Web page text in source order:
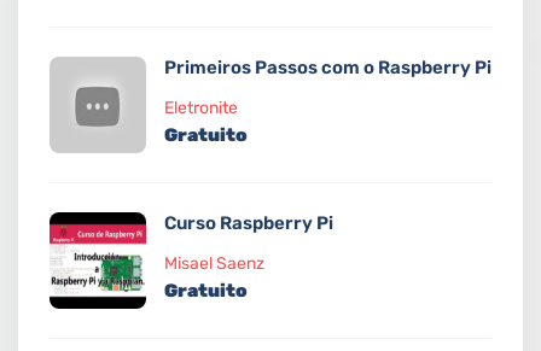
Primeiros Passos com o Raspberry Pi
Eletronite
Gratuito
Curso Raspberry Pi
Misael Saenz
Gratuito